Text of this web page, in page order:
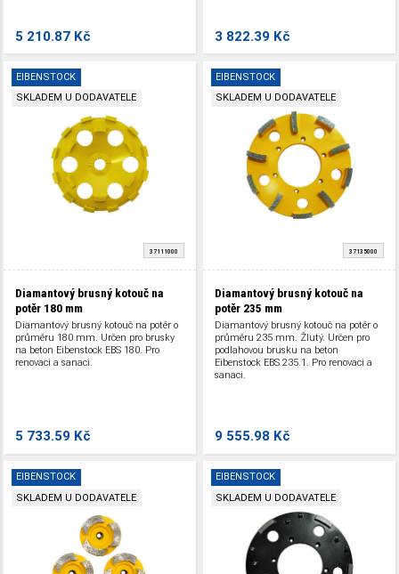
5 210.87 Kč 3 822.39 Kč
EIBENSTOCK
SKLADEM U DODAVATELE
37111000
Diamantový brusný kotouč na
potěr 180 mm
Diamantový brusný kotouč na potěr o
průměru 180 mm. Určen pro brusky
na beton Eibenstock EBS 180. Pro
renovaci a sanaci.
5 733.59 Kč
EIBENSTOCK
SKLADEM U DODAVATELE
37135000
Diamantový brusný kotouč na
potěr 235 mm
Diamantový brusný kotouč na potěr o
průměru 235 mm. Žlutý. Určen pro
podlahovou brusku na beton
Eibenstock EBS 235.1. Pro renovaci a
sanaci.
9 555.98 Kč
EIBENSTOCK
SKLADEM U DODAVATELE
EIBENSTOCK
SKLADEM U DODAVATELE